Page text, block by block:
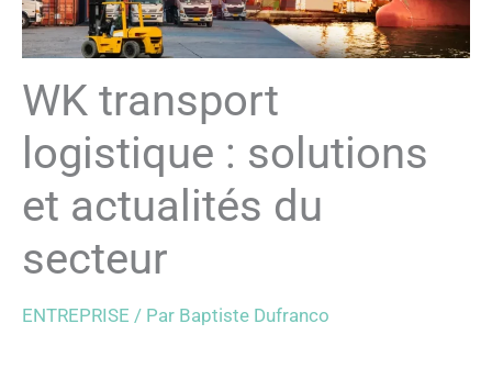
WK transport
logistique : solutions
et actualités du
secteur
ENTREPRISE / Par Baptiste Dufranco